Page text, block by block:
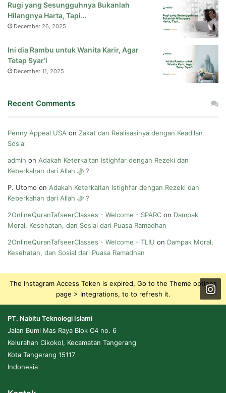
Rugi yang Sesungguhnya Bukanlah
Hilangnya Harta, Tapi…
December 26, 2025
Ini dia Rambu untuk Wanita Karir, Agar
Tetap Syar’i
December 11, 2025
Recent Comments
Penny Appeal USA on Zakat dan Realisasinya dengan Keadilan
Sosial
admin on Adakah Keterkaitan Istighfar dengan Rezeki dan
Keberkahan dari Allah ﷻ ?
P. Utomo on Adakah Keterkaitan Istighfar dengan Rezeki dan
Keberkahan dari Allah ﷻ ?
2OnlineQuranTafseerClasses - Welcome - SPARC on Dampak
Moral, Kesehatan, dan Sosial dari Puasa Ramadhan
2OnlineQuranTafseerClasses - Welcome - TLIU on Dampak Moral,
Kesehatan, dan Sosial dari Puasa Ramadhan
The Instagram Access Token is expired, Go to the Theme options
page > Integrations, to to refresh it.
PT. Nabitu Teknologi Islami
Jalan Bumi Mas Raya Blok C4 no. 6
Kelurahan Cikokol, Kecamatan Tangerang
Kota Tangerang 15117
Indonesia